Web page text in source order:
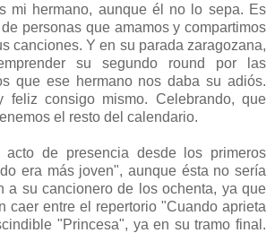
mi hermano, aunque él no lo sepa. Es
personas que amamos y compartimos
canciones. Y en su parada zaragozana,
su segundo round por las
que ese hermano nos daba su adiós.
feliz consigo mismo. Celebrando, que
el resto del calendario.
acto de presencia desde los primeros
era más joven", aunque ésta no sería
a su cancionero de los ochenta, ya que
caer entre el repertorio "Cuando aprieta
"Princesa", ya en su tramo final.